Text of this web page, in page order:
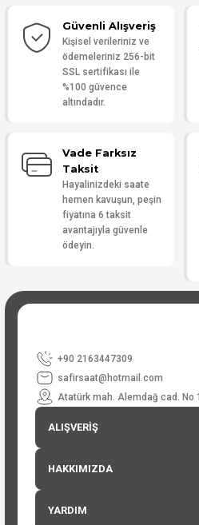
Yorum
Güvenli Alışveriş
Kişisel verileriniz ve
ödemeleriniz 256-bit
SSL sertifikası ile
%100 güvence
altındadır.
Vade Farksız
Taksit
Hayalinizdeki saate
hemen kavuşun, peşin
fiyatına 6 taksit
avantajıyla güvenle
ödeyin.
+90 2163447309
safirsaat@hotmail.com
Atatürk mah. Alemdağ cad. No
ALIŞVERİŞ
HAKKIMIZDA
YARDIM